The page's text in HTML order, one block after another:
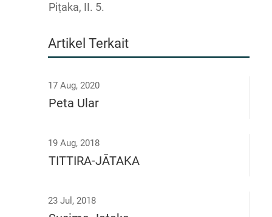
Piṭaka, II. 5.
Artikel Terkait
17 Aug, 2020
Peta Ular
19 Aug, 2018
TITTIRA-JĀTAKA
23 Jul, 2018